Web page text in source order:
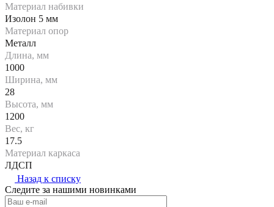
Материал набивки
Изолон 5 мм
Материал опор
Металл
Длина, мм
1000
Ширина, мм
28
Высота, мм
1200
Вес, кг
17.5
Материал каркаса
ЛДСП
Назад к списку
Следите за нашими новинками